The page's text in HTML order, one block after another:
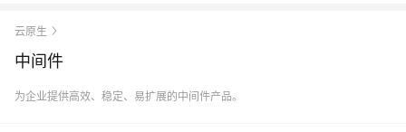
云原生
中间件
为企业提供高效、稳定、易扩展的中间件产品。